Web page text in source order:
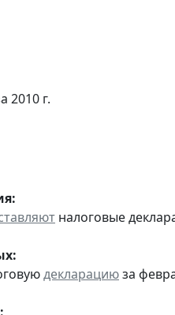
2010 г.
налоговые
декларациюза